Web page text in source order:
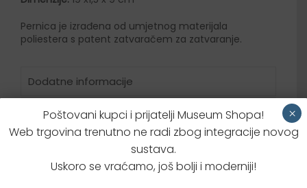
Pernica je izrađena od umjetnog materijala
poliestera s patent zatvaračem za zatvaranje.
Dodatne informacije
Brzi upit za proizvodom
Poštovani kupci i prijatelji Museum Shopa!
Web trgovina trenutno ne radi zbog integracije novog
sustava.
Uskoro se vraćamo, još bolji i moderniji!
×